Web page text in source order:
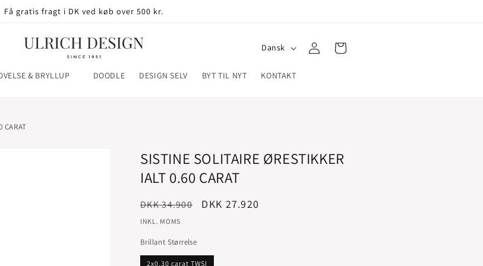
Få gratis fragt i DK ved køb over 500 kr.
& BRYLLUP DOODLE DESIGN SELV BYT TIL NYT KONTAKT
Dansk
Log
ind
Indkøbskurv
CARAT
SISTINE SOLITAIRE ØRESTIKKER
IALT 0.60 CARAT
Normalpris
DKK 34.900 Udsalgspris
DKK 27.920
INKL. MOMS
Brillant Størrelse
2x0.30 carat TWSI